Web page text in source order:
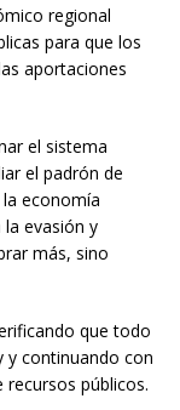
regional
para que los
aportaciones
el sistema
el padrón de
economía
evasión y
más, sino
que todo
y continuando con
públicos.